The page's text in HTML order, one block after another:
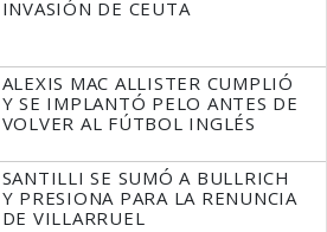
INVASIÓN DE CEUTA
ALEXIS MAC ALLISTER CUMPLIÓ
Y SE IMPLANTÓ PELO ANTES DE
VOLVER AL FÚTBOL INGLÉS
SANTILLI SE SUMÓ A BULLRICH
Y PRESIONA PARA LA RENUNCIA
DE VILLARRUEL